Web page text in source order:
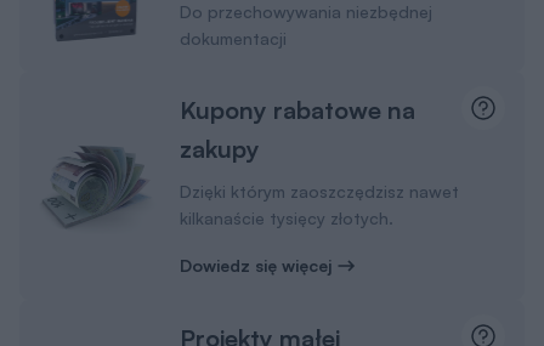
Do przechowywania niezbędnej
dokumentacji
Kupony rabatowe na
zakupy
Dzięki którym zaoszczędzisz nawet
kilkanaście tysięcy złotych.
Dowiedz się więcej
Projekty małej